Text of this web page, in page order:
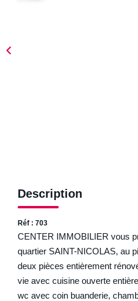
Description
Réf : 703
CENTER IMMOBILIER vous
quartier SAINT-NICOLAS, au
deux pièces entièrement
vie avec cuisine ouverte
wc avec coin buanderie,